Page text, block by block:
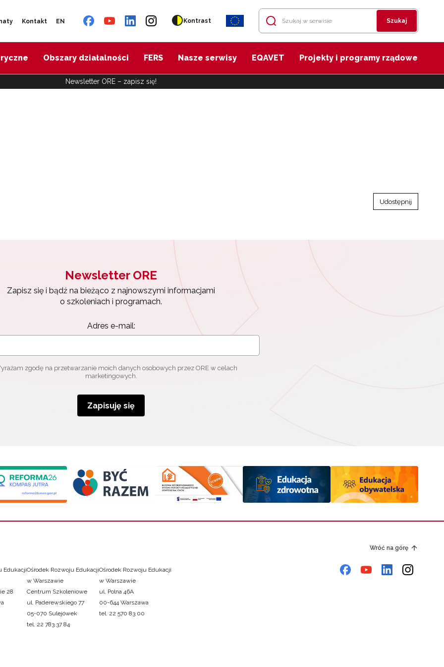
Kontakt EN Kontrast Szukaj
Obszary działalności FERS Nasze serwisy EQAVET Projekty i programy rządowe
Newsletter ORE – zapisz się!
Udostępnij
Newsletter ORE
Zapisz się i bądź na bieżąco z najnowszymi informacjami
o szkoleniach i programach.
Adres e-mail:
zgodę na przetwarzanie moich danych osobowych przez ORE w celach
marketingowych.
Zapisuję się
Wróć na górę
Edukacji
28
Ośrodek Rozwoju Edukacji
w Warszawie
Centrum Szkoleniowe
ul. Paderewskiego 77
05-070 Sulejówek
tel. 22 783 37 84
Ośrodek Rozwoju Edukacji
w Warszawie
ul. Polna 46A
00-644 Warszawa
tel. 22 570 83 00